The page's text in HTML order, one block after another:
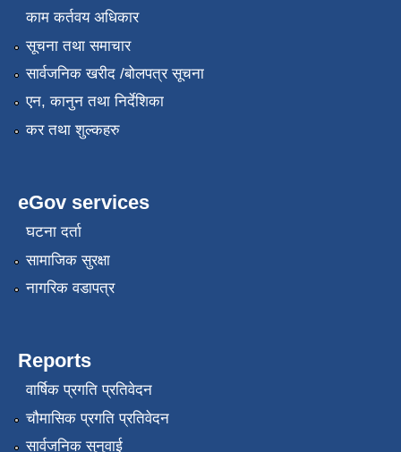
काम कर्तवय अधिकार
सूचना तथा समाचार
सार्वजनिक खरीद /बोलपत्र सूचना
एन, कानुन तथा निर्देशिका
कर तथा शुल्कहरु
eGov services
घटना दर्ता
सामाजिक सुरक्षा
नागरिक वडापत्र
Reports
वार्षिक प्रगति प्रतिवेदन
चौमासिक प्रगति प्रतिवेदन
सार्वजनिक सुनुवाई